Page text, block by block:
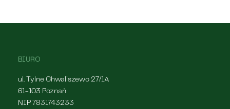
BIURO
ul. Tylne Chwaliszewo 27/1A
61-103 Poznań
NIP 7831743233